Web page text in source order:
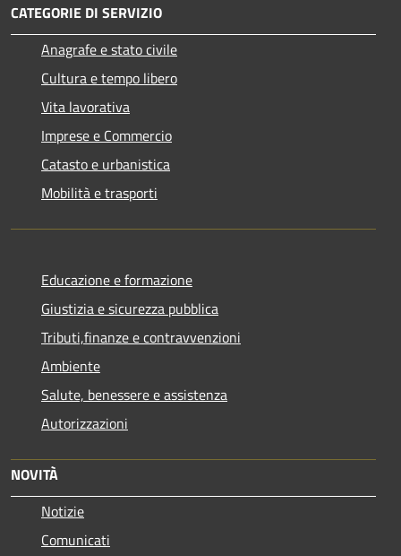
CATEGORIE DI SERVIZIO
Anagrafe e stato civile
Cultura e tempo libero
Vita lavorativa
Imprese e Commercio
Catasto e urbanistica
Mobilità e trasporti
Educazione e formazione
Giustizia e sicurezza pubblica
Tributi,finanze e contravvenzioni
Ambiente
Salute, benessere e assistenza
Autorizzazioni
NOVITÀ
Notizie
Comunicati